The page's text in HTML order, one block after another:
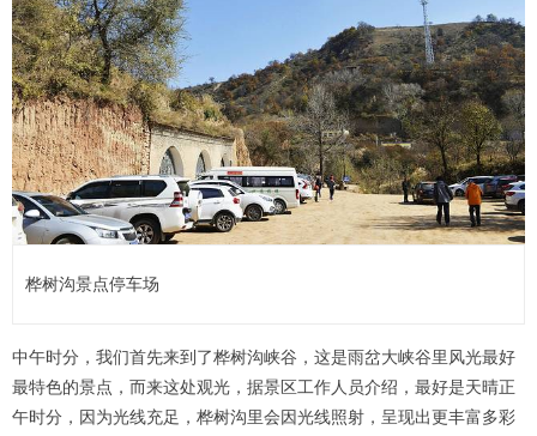
桦树沟景点停车场
中午时分，我们首先来到了桦树沟峡谷，这是雨岔大峡谷里风光最好
最特色的景点，而来这处观光，据景区工作人员介绍，最好是天晴正
午时分，因为光线充足，桦树沟里会因光线照射，呈现出更丰富多彩